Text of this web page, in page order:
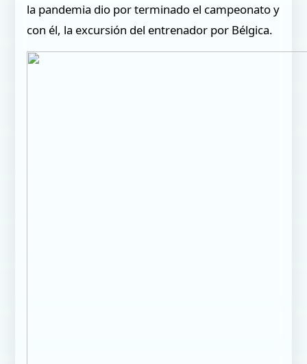
la pandemia dio por terminado el campeonato y
con él, la excursión del entrenador por Bélgica.